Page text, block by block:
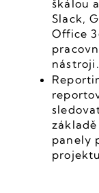
škálou
Slack,
Office
nástroji.
panely